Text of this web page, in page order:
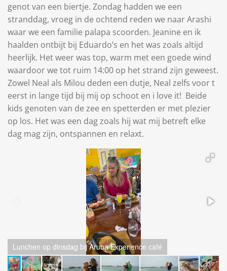
genot van een biertje. Zondag hadden we een
stranddag, vroeg in de ochtend reden we naar Arashi
waar we een familie palapa scoorden. Jeanine en ik
haalden ontbijt bij Eduardo’s en het was zoals altijd
heerlijk. Het weer was top, warm met een goede wind
waardoor we tot ruim 14:00 op het strand zijn geweest.
Zowel Neal als Milou deden een dutje, Neal zelfs voor t
eerst in lange tijd bij mij op schoot en i love it! Beide
kids genoten van de zee en spetterden er met plezier
op los. Het was een dag zoals hij wat mij betreft elke
dag mag zijn, ontspannen en relaxt.
Lunchen op dinsdag bij Aruba Experience café